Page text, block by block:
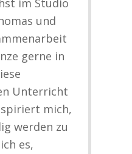
im Studio
und
gerne in
Unterricht
mich,
werden zu
es,